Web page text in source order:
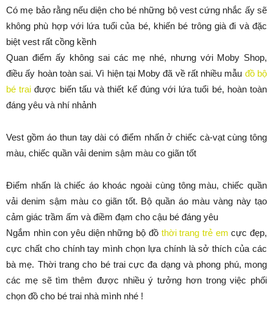
Có mẹ bảo rằng nếu diện cho bé những bộ vest cứng nhắc ấy sẽ
không phù hợp với lứa tuổi của bé, khiến bé trông già đi và đặc
biệt vest rất cồng kềnh
Quan điểm ấy không sai các mẹ nhé, nhưng với Moby Shop,
điều ấy hoàn toàn sai. Vì hiện tại Moby đã về rất nhiều mẫu đồ bộ
bé trai được biến tấu và thiết kế đúng với lứa tuổi bé, hoàn toàn
đáng yêu và nhí nhảnh
Vest gồm áo thun tay dài có điểm nhấn ở chiếc cà-vạt cùng tông
màu, chiếc quần vải denim sậm màu co giãn tốt
Điểm nhấn là chiếc áo khoác ngoài cùng tông màu, chiếc quần
vải denim sậm màu co giãn tốt. Bộ quần áo màu vàng này tạo
cảm giác trầm ấm và điềm đạm cho cậu bé đáng yêu
Ngắm nhìn con yêu diện những bộ đồ thời trang trẻ em cực đẹp,
cực chất cho chính tay mình chọn lựa chính là sở thích của các
bà mẹ. Thời trang cho bé trai cực đa dạng và phong phú, mong
các mẹ sẽ tìm thêm được nhiều ý tưởng hơn trong việc phối
chọn đồ cho bé trai nhà mình nhé !